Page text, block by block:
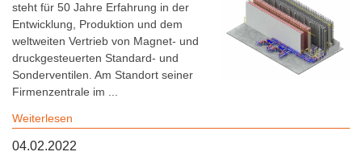
steht für 50 Jahre Erfahrung in der
Entwicklung, Produktion und dem
weltweiten Vertrieb von Magnet- und
druckgesteuerten Standard- und
Sonderventilen. Am Standort seiner
Firmenzentrale im ...
Weiterlesen
04.02.2022